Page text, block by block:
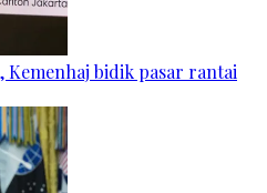
Kemenhaj bidik pasar rantai